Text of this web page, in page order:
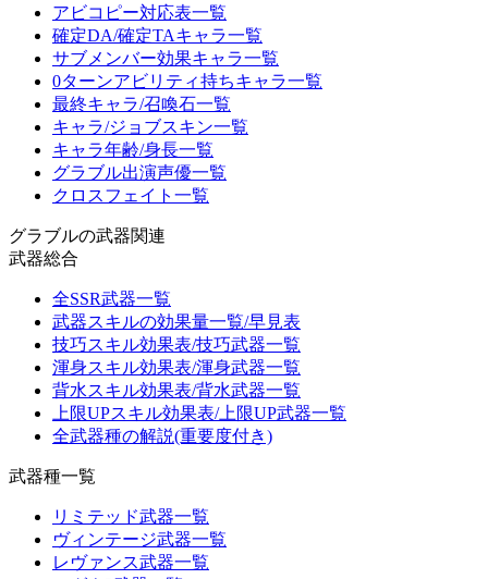
アビコピー対応表一覧
確定DA/確定TAキャラ一覧
サブメンバー効果キャラ一覧
0ターンアビリティ持ちキャラ一覧
最終キャラ/召喚石一覧
キャラ/ジョブスキン一覧
キャラ年齢/身長一覧
グラブル出演声優一覧
クロスフェイト一覧
グラブルの武器関連
武器総合
全SSR武器一覧
武器スキルの効果量一覧/早見表
技巧スキル効果表/技巧武器一覧
渾身スキル効果表/渾身武器一覧
背水スキル効果表/背水武器一覧
上限UPスキル効果表/上限UP武器一覧
全武器種の解説(重要度付き)
武器種一覧
リミテッド武器一覧
ヴィンテージ武器一覧
レヴァンス武器一覧